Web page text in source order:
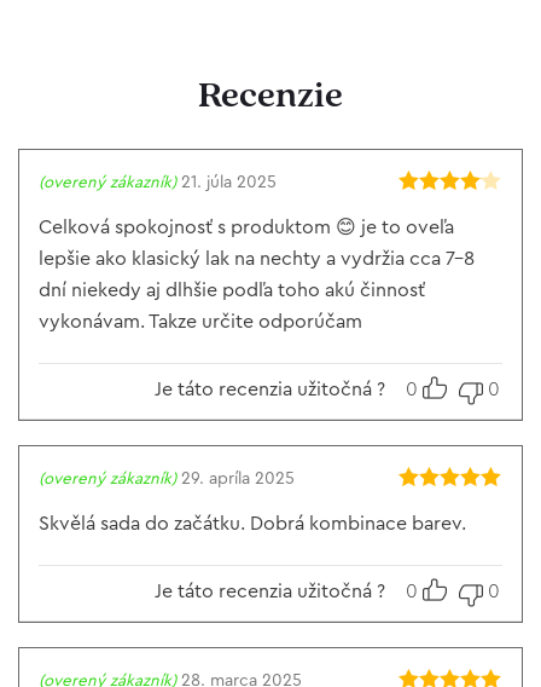
Recenzie
4z 5
(overený zákazník) 21. júla 2025
Celková spokojnosť s produktom 😊 je to oveľa
lepšie ako klasický lak na nechty a vydržia cca 7-8
dní niekedy aj dlhšie podľa toho akú činnosť
vykonávam. Takze určite odporúčam
Je táto recenzia užitočná ? 0 0
z 5
(overený zákazník) 29. apríla 2025
Skvělá sada do začátku. Dobrá kombinace barev.
Je táto recenzia užitočná ? 0 0
(overený zákazník) 28. marca 2025